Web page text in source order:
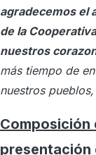
agradecemos el
de la
nuestros
más tiempo de
nuestros
Composición
presentación